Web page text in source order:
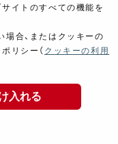
All Rights
イトのすべての機能を
合、またはクッキーの
リシー（ クッキーの利用
入れる